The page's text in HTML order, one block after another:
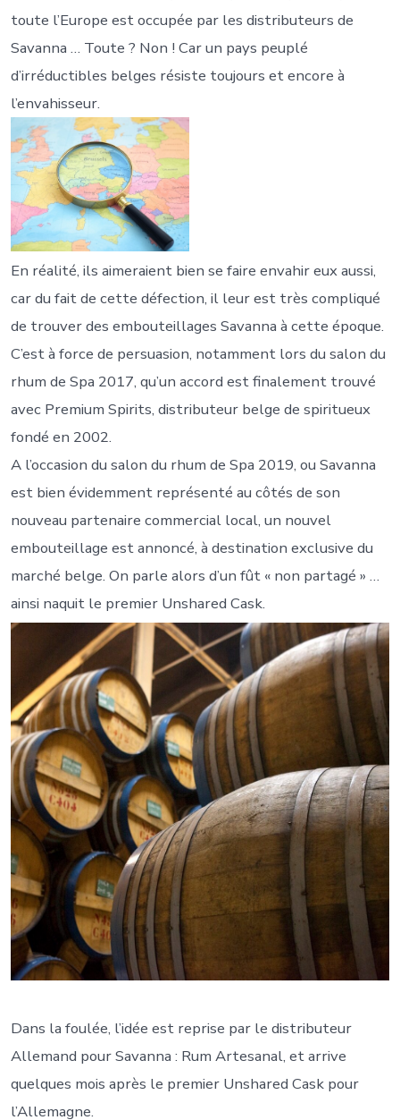
toute l’Europe est occupée par les distributeurs de
Savanna … Toute ? Non ! Car un pays peuplé
d’irréductibles belges résiste toujours et encore à
l’envahisseur.
En réalité, ils aimeraient bien se faire envahir eux aussi,
car du fait de cette défection, il leur est très compliqué
de trouver des embouteillages Savanna à cette époque.
C’est à force de persuasion, notamment lors du salon du
rhum de Spa 2017, qu’un accord est finalement trouvé
avec Premium Spirits, distributeur belge de spiritueux
fondé en 2002.
A l’occasion du salon du rhum de Spa 2019, ou Savanna
est bien évidemment représenté au côtés de son
nouveau partenaire commercial local, un nouvel
embouteillage est annoncé, à destination exclusive du
marché belge. On parle alors d’un fût « non partagé » …
ainsi naquit le premier Unshared Cask.
Dans la foulée, l’idée est reprise par le distributeur
Allemand pour Savanna : Rum Artesanal, et arrive
quelques mois après le premier Unshared Cask pour
l’Allemagne.